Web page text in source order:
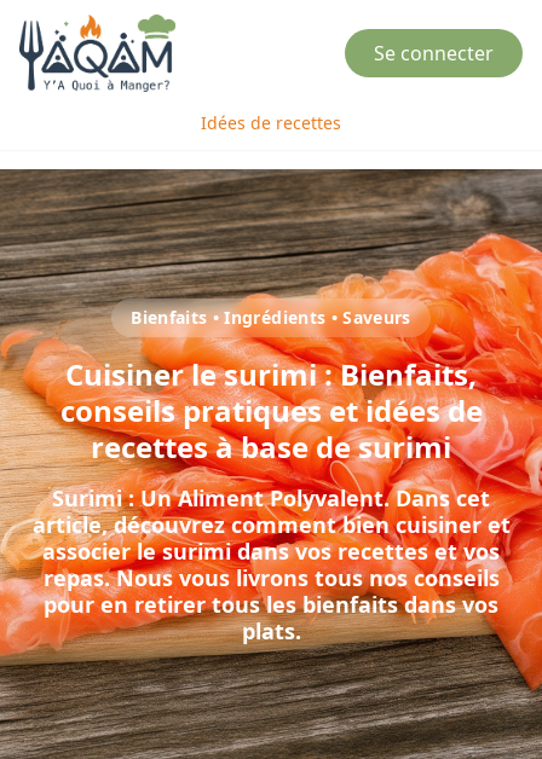
Se connecter
Idées de recettes
Bienfaits • Ingrédients • Saveurs
Cuisinerlesurimi: Bienfaits,
conseils pratiques et idées de
recettes à base desurimi
Surimi : Un Aliment Polyvalent. Dans cet
article, découvrez comment bien cuisiner et
associerlesurimidans vos recettes et vos
repas. Nous vous livrons tous nos conseils
pour en retirer tous les bienfaits dans vos
plats.